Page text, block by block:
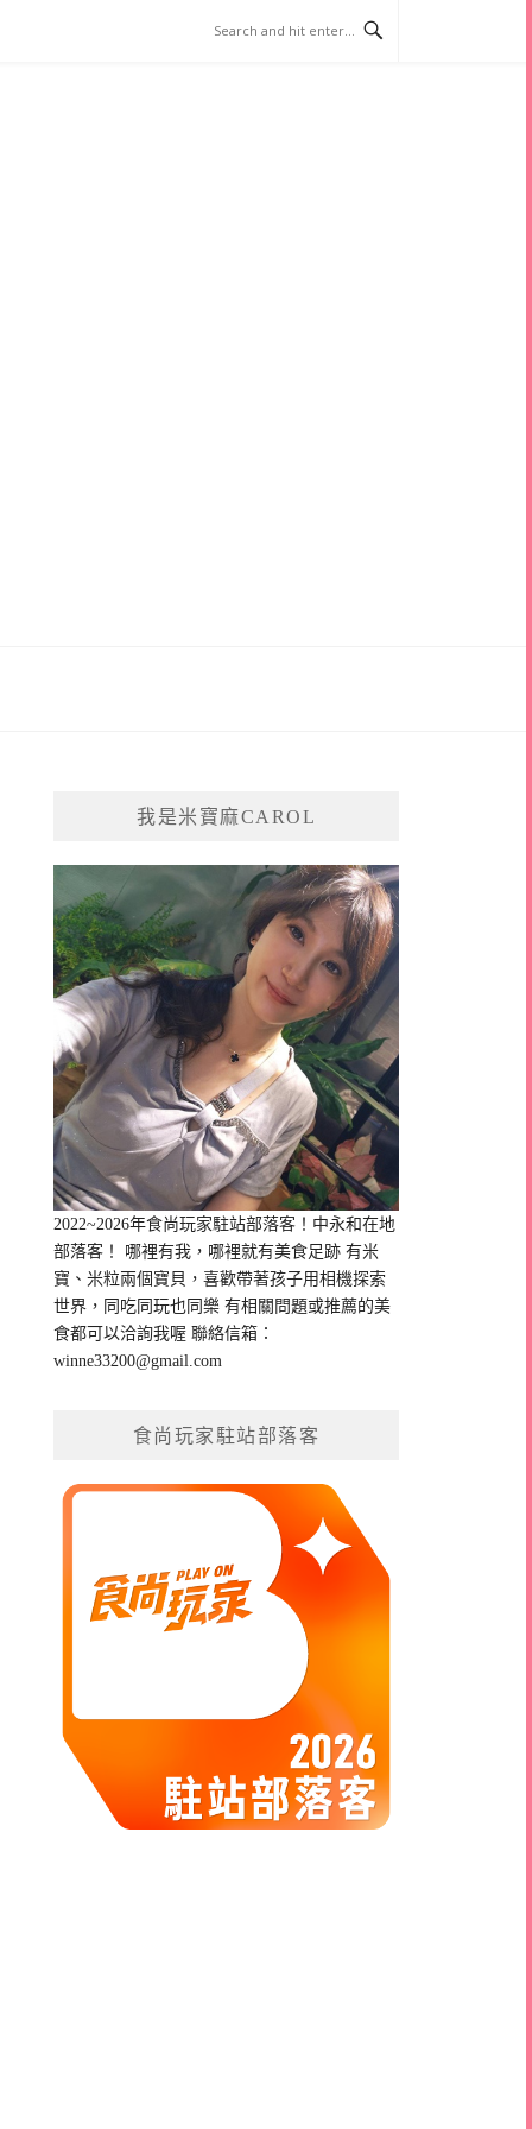
我是米寶麻CAROL
2022~2026年食尚玩家駐站部落客！中永和在地
部落客！ 哪裡有我，哪裡就有美食足跡 有米
寶、米粒兩個寶貝，喜歡帶著孩子用相機探索
世界，同吃同玩也同樂 有相關問題或推薦的美
食都可以洽詢我喔 聯絡信箱：
winne33200@gmail.com
食尚玩家駐站部落客